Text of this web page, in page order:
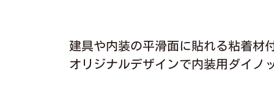
建具や内装の平滑面に貼れる粘着材
オリジナルデザインで内装用ダイノ